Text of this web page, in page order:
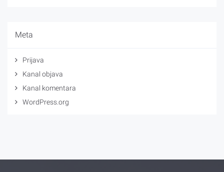
Meta
Prijava
Kanal objava
Kanal komentara
WordPress.org